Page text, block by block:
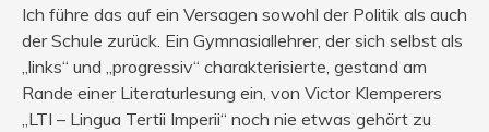
Ich führe das auf ein Versagen sowohl der Politik als auch
der Schule zurück. Ein Gymnasiallehrer, der sich selbst als
„links“ und „progressiv“ charakterisierte, gestand am
Rande einer Literaturlesung ein, von Victor Klemperers
„LTI – Lingua Tertii Imperii“ noch nie etwas gehört zu